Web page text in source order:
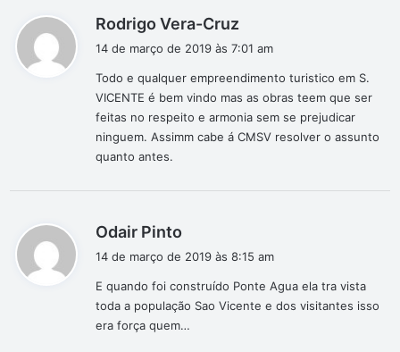
Rodrigo Vera-Cruz
s
e
:
14 de março de 2019 às 7:01 am
Todo e qualquer empreendimento turistico em S.
VICENTE é bem vindo mas as obras teem que ser
feitas no respeito e armonia sem se prejudicar
ninguem. Assimm cabe á CMSV resolver o assunto
quanto antes.
Odair Pinto
s
e
:
14 de março de 2019 às 8:15 am
E quando foi construído Ponte Agua ela tra vista
toda a população Sao Vicente e dos visitantes isso
era força quem…